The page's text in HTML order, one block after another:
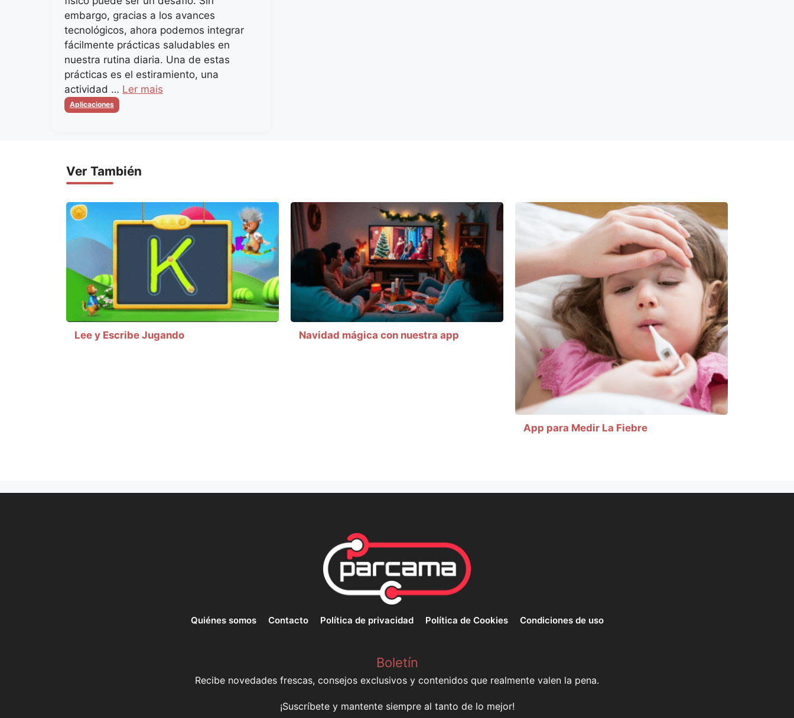
embargo, gracias a los avances
tecnológicos, ahora podemos integrar
fácilmente prácticas saludables en
nuestra rutina diaria. Una de estas
prácticas es el estiramiento, una
actividad … Ler mais
Categorias
Aplicaciones
Ver También
Lee y Escribe Jugando Navidad mágica con nuestra app
App para Medir La Fiebre
Quiénes somos Contacto Política de privacidad Política de Cookies Condiciones de uso
Boletín
Recibe novedades frescas, consejos exclusivos y contenidos que realmente valen la pena.
¡Suscríbete y mantente siempre al tanto de lo mejor!